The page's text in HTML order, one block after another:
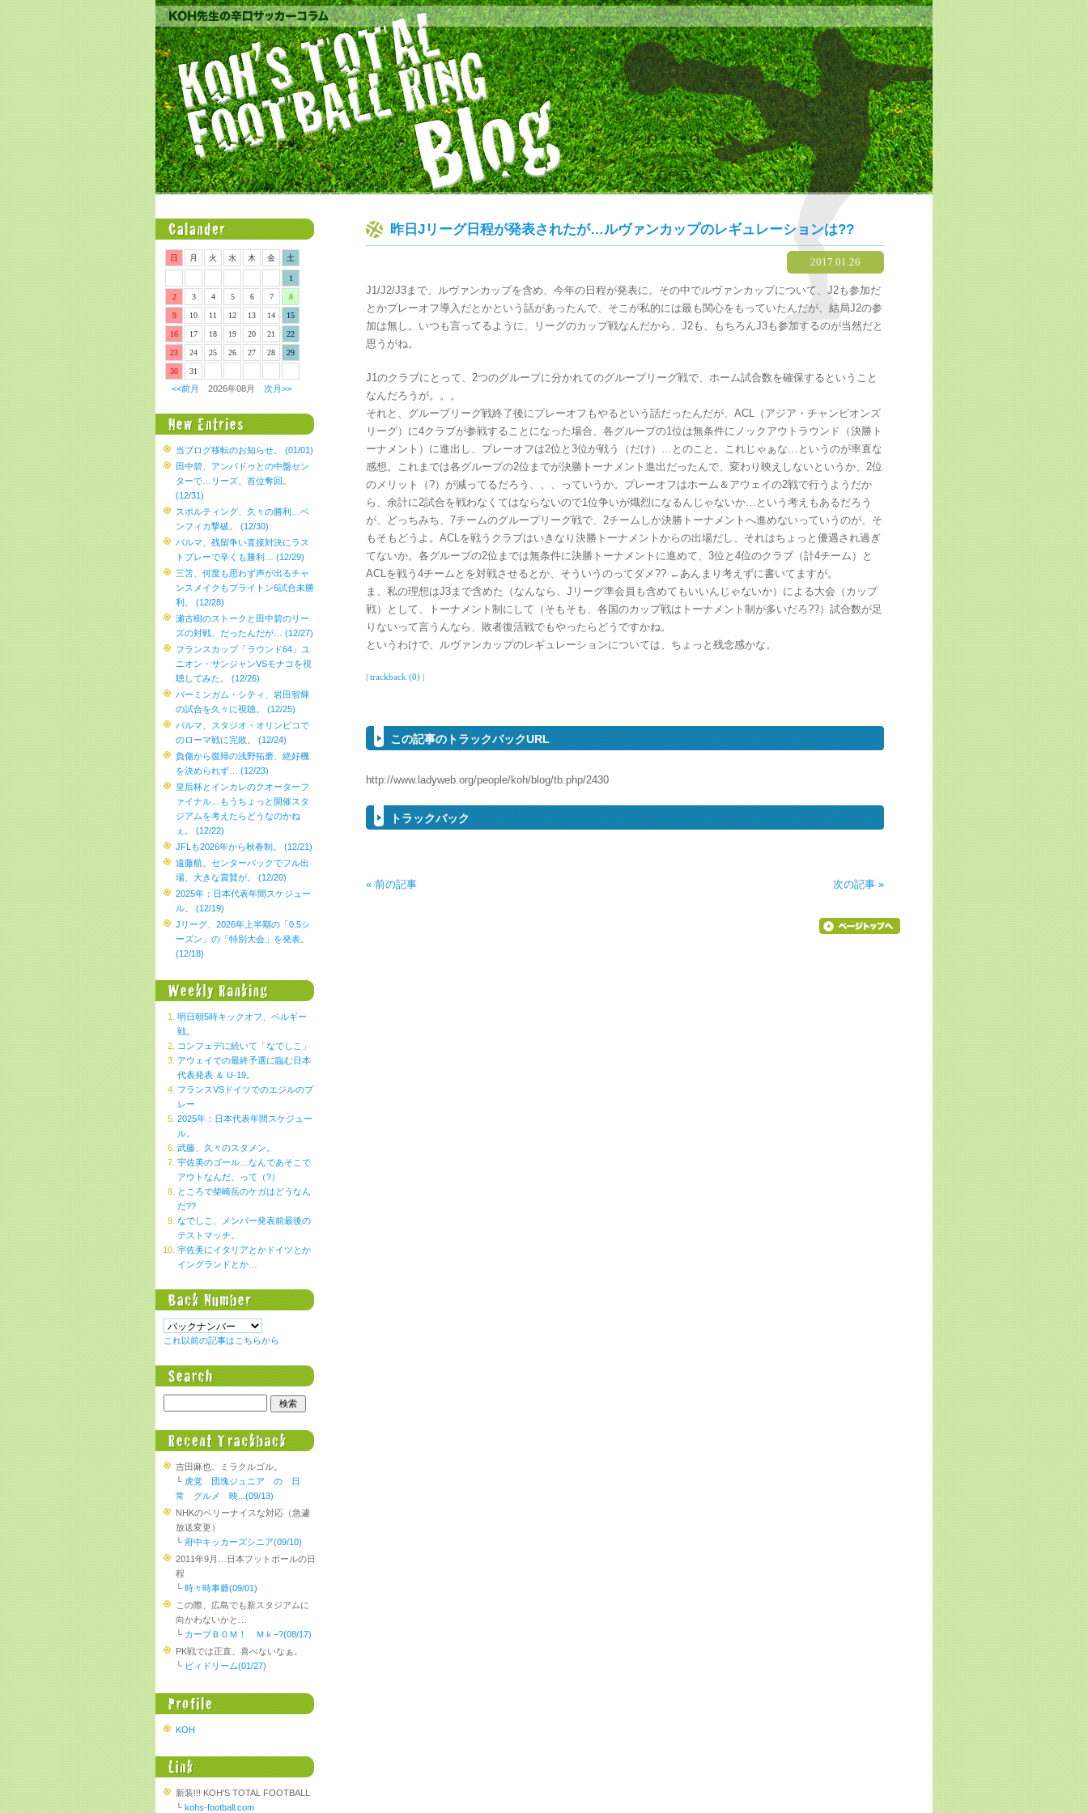
昨日Jリーグ日程が発表されたが…ルヴァンカップのレギュレーションは??
2017.01.26
J1/J2/J3まで、ルヴァンカップを含め、今年の日程が発表に。その中でルヴァンカップについて、J2も参加だ
とかプレーオフ導入だとかという話があったんで、そこが私的には最も関心をもっていたんだが、結局J2の参
加は無し。いつも言ってるように、リーグのカップ戦なんだから、J2も、もちろんJ3も参加するのが当然だと
思うがね。
J1のクラブにとって、2つのグループに分かれてのグループリーグ戦で、ホーム試合数を確保するということ
なんだろうが。。。
それと、グループリーグ戦終了後にプレーオフもやるという話だったんだが、ACL（アジア・チャンピオンズ
リーグ）に4クラブが参戦することになった場合、各グループの1位は無条件にノックアウトラウンド（決勝ト
ーナメント）に進出し、プレーオフは2位と3位が戦う（だけ）…とのこと。これじゃぁな…というのが率直な
感想。これまでは各グループの2位までが決勝トーナメント進出だったんで、変わり映えしないというか、2位
のメリット（?）が減ってるだろう、、、っていうか。プレーオフはホーム＆アウェイの2戦で行うようだか
ら、余計に2試合を戦わなくてはならないので1位争いが熾烈になるんじゃないか…という考えもあるだろう
が、どっちみち、7チームのグループリーグ戦で、2チームしか決勝トーナメントへ進めないっていうのが、そ
もそもどうよ。ACLを戦うクラブはいきなり決勝トーナメントからの出場だし、それはちょっと優遇され過ぎ
てないか。各グループの2位までは無条件に決勝トーナメントに進めて、3位と4位のクラブ（計4チーム）と
ACLを戦う4チームとを対戦させるとか、そういうのってダメ?? ←あんまり考えずに書いてますが。
ま、私の理想はJ3まで含めた（なんなら、Jリーグ準会員も含めてもいいんじゃないか）による大会（カップ
戦）として、トーナメント制にして（そもそも、各国のカップ戦はトーナメント制が多いだろ??）試合数が足
りないって言うんなら、敗者復活戦でもやったらどうですかね。
というわけで、ルヴァンカップのレギュレーションについては、ちょっと残念感かな。
| trackback (0) |
この記事のトラックバックURL
http://www.ladyweb.org/people/koh/blog/tb.php/2430
トラックバック
« 前の記事 次の記事 »
日 月 火 水 木 金 土
1
2 3 4 5 6 7 8
9 10 11 12 13 14 15
16 17 18 19 20 21 22
23 24 25 26 27 28 29
30 31
<<前月 2026年08月 次月>>
当ブログ移転のお知らせ。 (01/01)
田中碧、アンパドゥとの中盤セン
ターで…リーズ、首位奪回。
(12/31)
スポルティング、久々の勝利…ベ
ンフィカ撃破。 (12/30)
パルマ、残留争い直接対決にラス
トプレーで辛くも勝利… (12/29)
三笘、何度も思わず声が出るチャ
ンスメイクもブライトン6試合未勝
利。 (12/28)
瀬古樹のストークと田中碧のリー
ズの対戦、だったんだが… (12/27)
フランスカップ「ラウンド64」ユ
ニオン・サンジャンVSモナコを視
聴してみた。 (12/26)
バーミンガム・シティ、岩田智輝
の試合を久々に視聴。 (12/25)
パルマ、スタジオ・オリンピコで
のローマ戦に完敗。 (12/24)
負傷から復帰の浅野拓磨、絶好機
を決められず… (12/23)
皇后杯とインカレのクオーターフ
ァイナル…もうちょっと開催スタ
ジアムを考えたらどうなのかね
ぇ。 (12/22)
JFLも2026年から秋春制。 (12/21)
遠藤航、センターバックでフル出
場、大きな賞賛が。 (12/20)
2025年：日本代表年間スケジュー
ル。 (12/19)
Jリーグ、2026年上半期の「0.5シ
ーズン」の「特別大会」を発表。
(12/18)
明日朝5時キックオフ、ベルギー
戦。
コンフェデに続いて「なでしこ」
アウェイでの最終予選に臨む日本
代表発表 ＆ U-19。
フランスVSドイツでのエジルのプ
レー
2025年：日本代表年間スケジュー
ル。
武藤、久々のスタメン。
宇佐美のゴール…なんであそこで
アウトなんだ、って（?）
ところで柴崎岳のケガはどうなん
だ??
なでしこ、メンバー発表前最後の
テストマッチ。
宇佐美にイタリアとかドイツとか
イングランドとか…
これ以前の記事はこちらから
吉田麻也、ミラクルゴル。
└ 虎党 団塊ジュニア の 日
常 グルメ 映...(09/13)
NHKのベリーナイスな対応（急遽
放送変更）
└ 府中キッカーズシニア(09/10)
2011年9月…日本フットボールの日
程
└ 時々時事爺(09/01)
この際、広島でも新スタジアムに
向かわないかと…
└ カープＢＯＭ！ Ｍｋ−?(08/17)
PK戦では正直、喜べないなぁ。
└ ビィドリーム(01/27)
KOH
新装!!! KOH'S TOTAL FOOTBALL
└ kohs-football.com